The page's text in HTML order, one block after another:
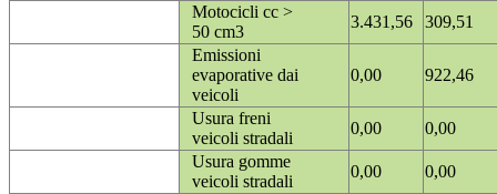
Motocicli cc >
50 cm3
3.431,56
309,51
Emissioni
evaporative dai
veicoli
0,00 922,46
Usura freni
veicoli stradali
0,00
0,00
Usura gomme
veicoli stradali
0,00
0,00